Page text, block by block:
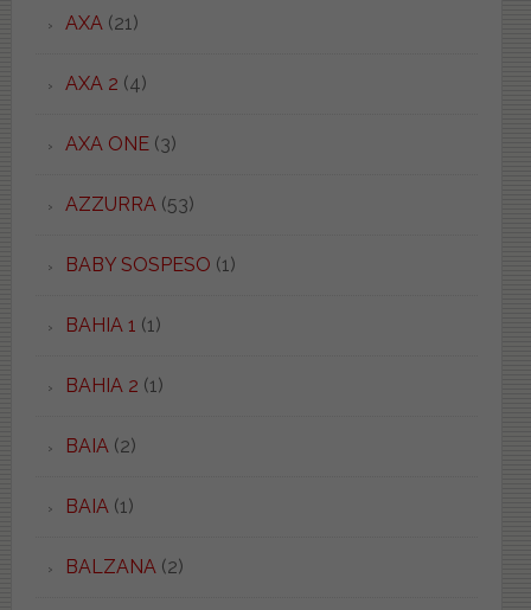
AXA (21)
AXA 2 (4)
AXA ONE(3)
AZZURRA (53)
BABY SOSPESO (1)
BAHIA 1 (1)
BAHIA 2 (1)
BAIA (2)
BAIA (1)
BALZANA (2)